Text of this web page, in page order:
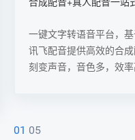
通过讯飞的推文转视频
视频的转换，并同步在
提高了内容创作的效率
02 05